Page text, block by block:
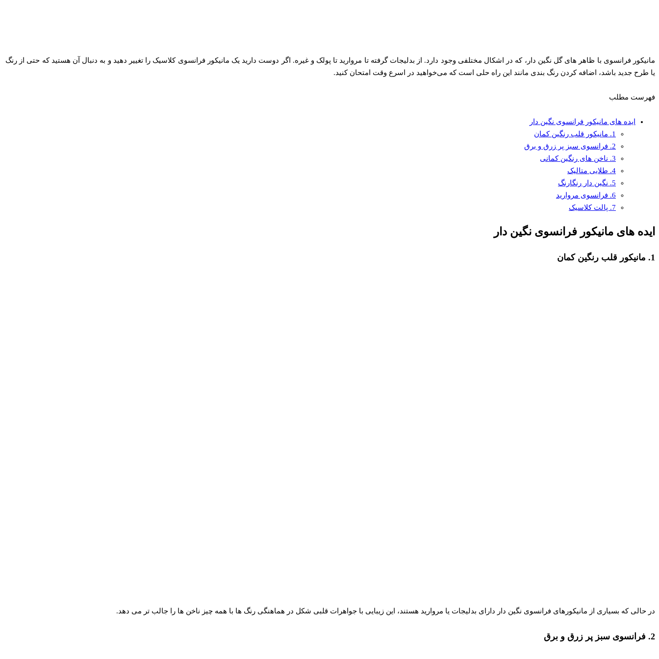
مانیکور فرانسوی با ظاهر های گل نگین دار، که در اشکال مختلفی وجود دارد. از بدلیجات گرفته تا مروارید تا پولک و غیره. اگر دوست دارید یک مانیکور فرانسوی کلاسیک را تغییر دهید و به دنبال آن هستید که حتی از رنگ
یا طرح جدید باشد، اضافه کردن رنگ‌ بندی مانند این راه‌ حلی است که می‌خواهید در اسرع وقت امتحان کنید.
فهرست مطلب
ایده های مانیکور فرانسوی نگین دار
1. مانیکور قلب رنگین کمان
2. فرانسوی سبز پر زرق و برق
3. ناخن های رنگین کمانی
4. طلایی متالیک
5. نگین دار رنگارنگ
6. فرانسوی مروارید
7. پالت کلاسیک
ایده های مانیکور فرانسوی نگین دار
1. مانیکور قلب رنگین کمان
در حالی که بسیاری از مانیکورهای فرانسوی نگین دار دارای بدلیجات یا مروارید هستند، این زیبایی با جواهرات قلبی شکل در هماهنگی رنگ ها با همه چیز ناخن ها را جالب تر می دهد.
2. فرانسوی سبز پر زرق و برق